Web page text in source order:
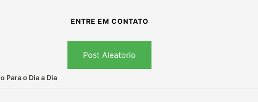
ENTRE EM CONTATO
Post Aleatorio
Para o Dia a Dia